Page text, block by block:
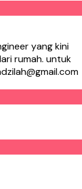
yang kini
rumah. untuk